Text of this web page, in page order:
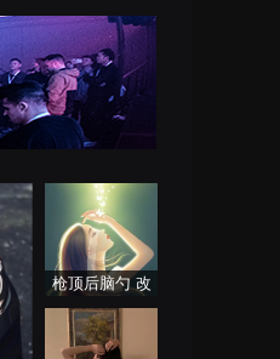
枪顶后脑勺 改
摇还得摇